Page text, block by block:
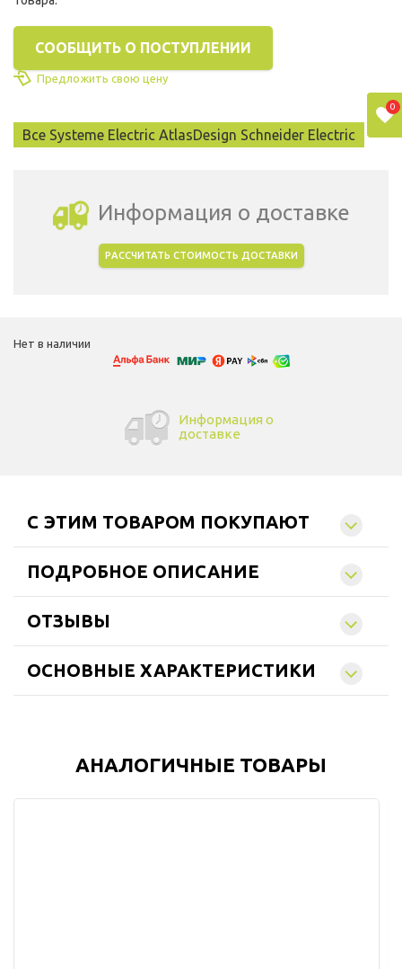
СООБЩИТЬ О ПОСТУПЛЕНИИ
Предложить свою цену
Все Systeme Electric AtlasDesign Schneider Electric
Информация о доставке
РАССЧИТАТЬ СТОИМОСТЬ ДОСТАВКИ
Нет в наличии
Информация о
доставке
C ЭТИМ ТОВАРОМ ПОКУПАЮТ
ПОДРОБНОЕ ОПИСАНИЕ
ОТЗЫВЫ
ОСНОВНЫЕ ХАРАКТЕРИСТИКИ
АНАЛОГИЧНЫЕ ТОВАРЫ
0